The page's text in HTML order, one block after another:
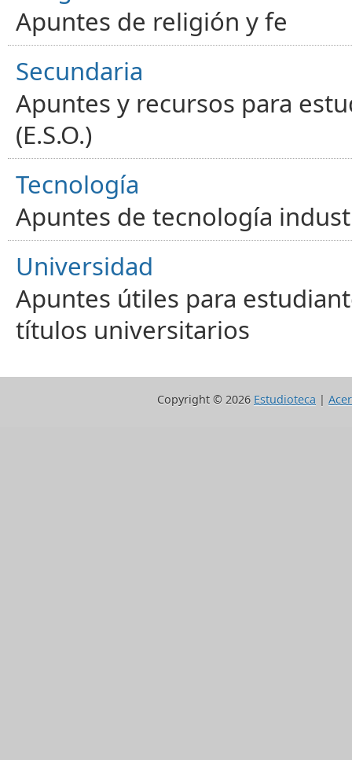
Apuntes de religión y fe
Secundaria
Apuntes y recursos para
(E.S.O.)
Tecnología
Apuntes de tecnología
Universidad
Apuntes útiles para
títulos universitarios
Copyright © 2026 Estudioteca |